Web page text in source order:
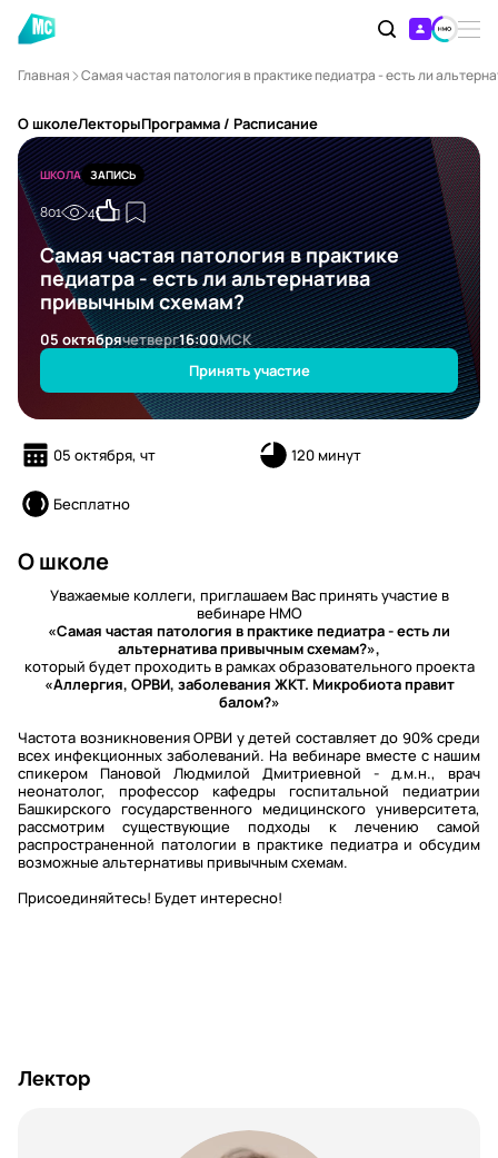
Главная Самая частая патология в практике педиатра - есть ли
О школеЛекторыПрограмма / Расписание
ШКОЛА ЗАПИСЬ
801 4
Самая частая патология в практике
педиатра - есть ли альтернатива
привычным схемам?
05 октябрячетверг16:00МСК
Принять участие
05 октября, чт 120 минут
Бесплатно
О школе
Уважаемые коллеги, приглашаем Вас принять участие в
вебинаре НМО
«Самая частая патология в практике педиатра - есть ли
альтернатива привычным схемам?»,
который будет проходить в рамках образовательного проекта
«Аллергия, ОРВИ, заболевания ЖКТ. Микробиота правит
балом?»
Частота возникновения ОРВИ у детей составляет до 90% среди
всех инфекционных заболеваний. На вебинаре вместе с нашим
спикером Пановой Людмилой Дмитриевной - д.м.н., врач
неонатолог, профессор кафедры госпитальной педиатрии
Башкирского государственного медицинского университета,
рассмотрим существующие подходы к лечению самой
распространенной патологии в практике педиатра и обсудим
возможные альтернативы привычным схемам.
Присоединяйтесь! Будет интересно!
Лектор